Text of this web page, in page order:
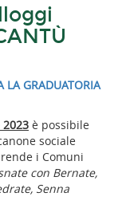
GRADUATORIA
è possibile
sociale
i Comuni
con Bernate,
Senna